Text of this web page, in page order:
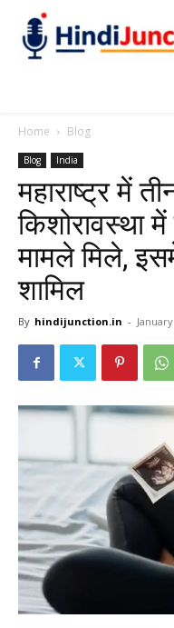
Home Blog
Blog India
महाराष्ट्र में
किशोरावस्था
मामले मिले,
शामिल
By hindijunction.in -